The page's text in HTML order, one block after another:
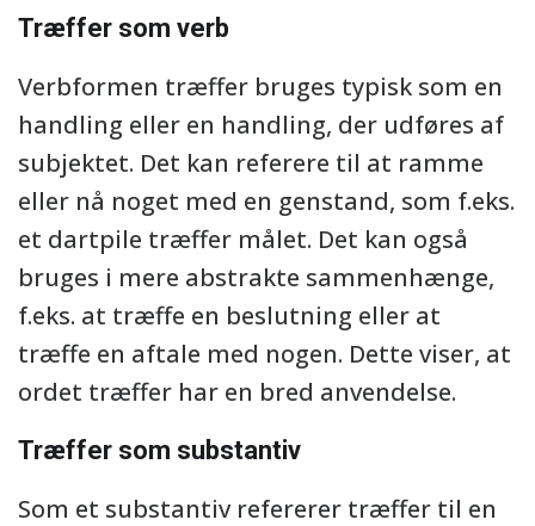
Træffer som verb
Verbformen træffer bruges typisk som en
handling eller en handling, der udføres af
subjektet. Det kan referere til at ramme
eller nå noget med en genstand, som f.eks.
et dartpile træffer målet. Det kan også
bruges i mere abstrakte sammenhænge,
f.eks. at træffe en beslutning eller at
træffe en aftale med nogen. Dette viser, at
ordet træffer har en bred anvendelse.
Træffer som substantiv
Som et substantiv refererer træffer til en